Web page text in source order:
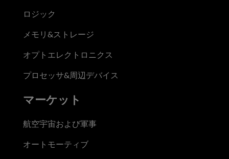
ロジック
メモリ&ストレージ
オプトエレクトロニクス
プロセッサ&周辺デバイス
マーケット
航空宇宙および軍事
オートモーティブ